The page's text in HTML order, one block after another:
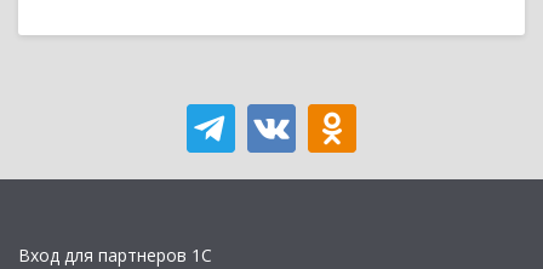
Вход для партнеров 1С